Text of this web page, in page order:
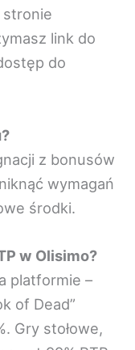
stronie
link do
do
z bonusów
wymagań
środki.
w Olisimo?
platformie –
of Dead”
Gry stołowe,